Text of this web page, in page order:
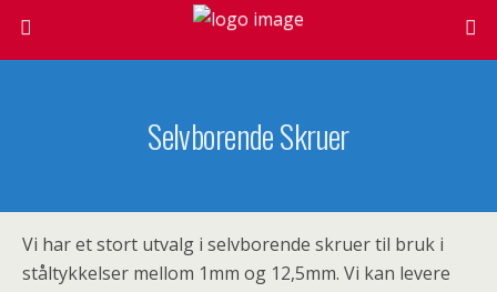
Selvborende Skruer
Vi har et stort utvalg i selvborende skruer til bruk i
ståltykkelser mellom 1mm og 12,5mm. Vi kan levere